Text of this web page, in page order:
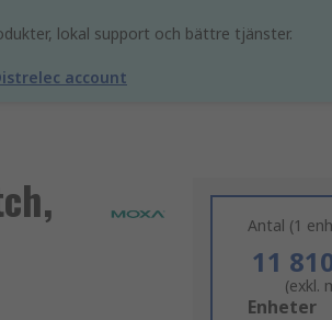
lokal support och bättre tjänster.
account
Antal (1
11
(exkl.
Add
Enheter